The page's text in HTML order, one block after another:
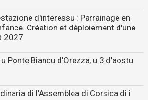
d'interessu : Parrainage en
Création et déploiement d'une
2027
Ponte Biancu d'Orezza, u 3 d'aostu
di l'Assemblea di Corsica di i